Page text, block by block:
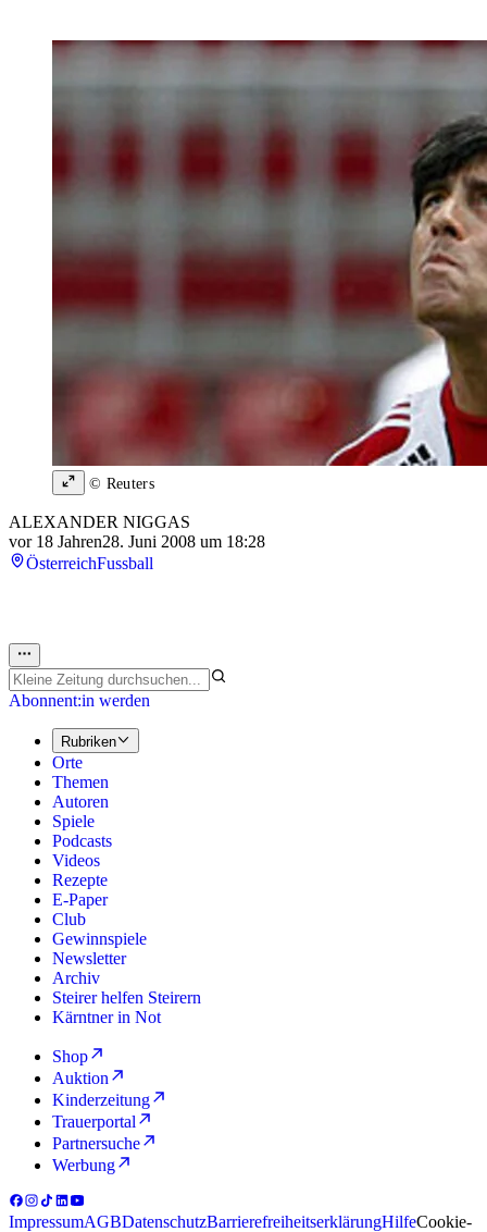
© Reuters
ALEXANDER NIGGAS
vor 18 Jahren28. Juni 2008 um 18:28
ÖsterreichFussball
Abonnent:in werden
Rubriken
Orte
Themen
Autoren
Spiele
Podcasts
Videos
Rezepte
E-Paper
Club
Gewinnspiele
Newsletter
Archiv
Steirer helfen Steirern
Kärntner in Not
Shop
Auktion
Kinderzeitung
Trauerportal
Partnersuche
Werbung
ImpressumAGBDatenschutzBarrierefreiheitserklärungHilfeCookie-